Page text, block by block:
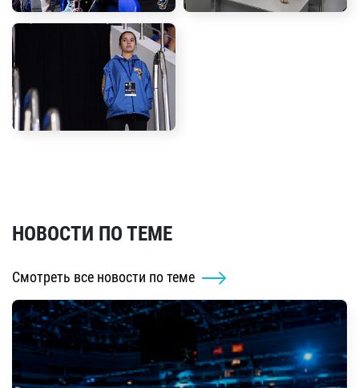
НОВОСТИ ПО ТЕМЕ
Смотреть все новости по теме